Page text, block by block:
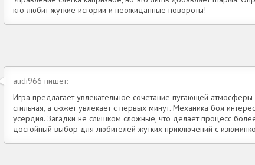
кто любит жуткие истории и неожиданные повороты!
audi966 пишет:
Игра предлагает увлекательное сочетание пугающей
стильная, а сюжет увлекает с первых минут. Механика боя
усердия. Загадки не слишком сложные, что делает процесс
достойный выбор для любителей жутких приключений с